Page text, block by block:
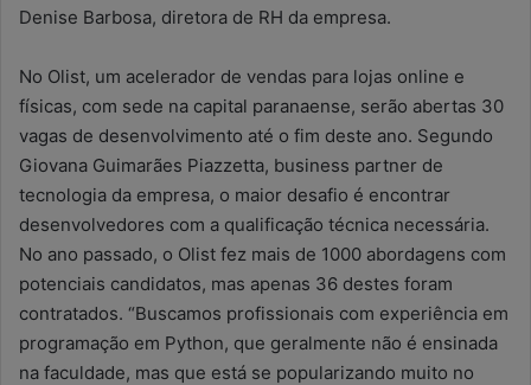
Denise Barbosa, diretora de RH da empresa.
No Olist, um acelerador de vendas para lojas online e
físicas, com sede na capital paranaense, serão abertas 30
vagas de desenvolvimento até o fim deste ano. Segundo
Giovana Guimarães Piazzetta, business partner de
tecnologia da empresa, o maior desafio é encontrar
desenvolvedores com a qualificação técnica necessária.
No ano passado, o Olist fez mais de 1000 abordagens com
potenciais candidatos, mas apenas 36 destes foram
contratados. “Buscamos profissionais com experiência em
programação em Python, que geralmente não é ensinada
na faculdade, mas que está se popularizando muito no